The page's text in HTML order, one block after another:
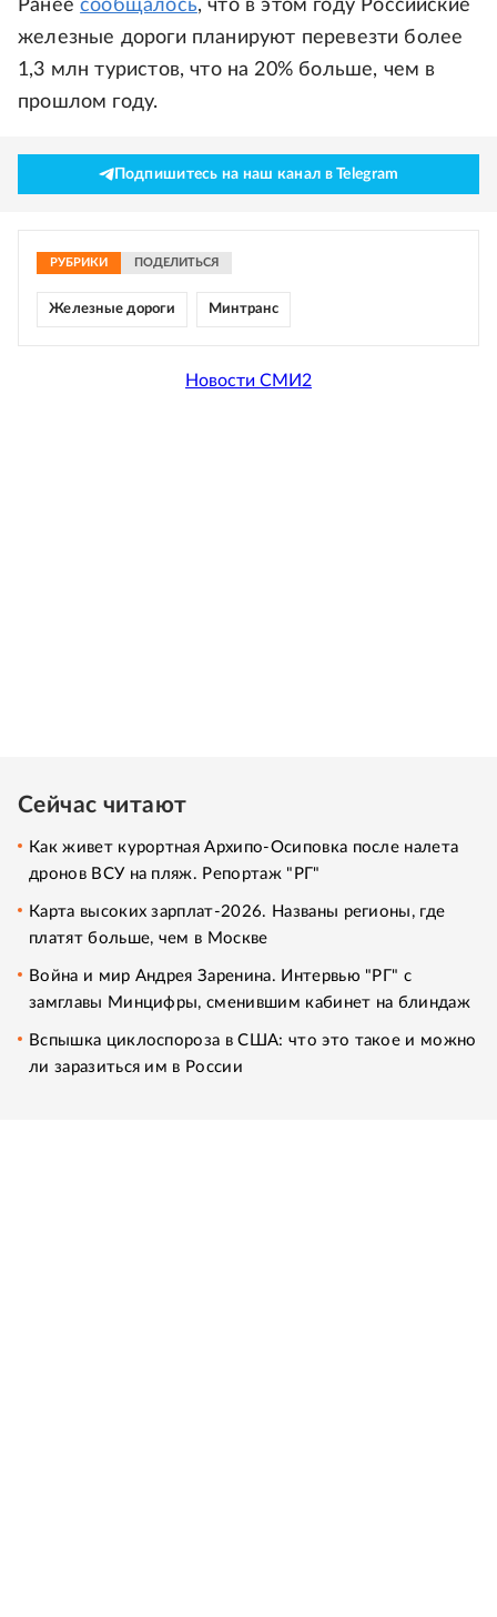
Ранеесообщалось, что в этом году Российские
железные дороги планируют перевезти более
1,3 млн туристов, что на 20% больше, чем в
прошлом году.
Подпишитесь на наш канал в Telegram
РУБРИКИ ПОДЕЛИТЬСЯ
Железные дороги Минтранс
Новости СМИ2
Сейчас читают
Как живет курортная Архипо-Осиповка после налета
дронов ВСУ на пляж. Репортаж "РГ"
Карта высоких зарплат-2026. Названы регионы, где
платят больше, чем в Москве
Война и мир Андрея Заренина. Интервью "РГ" с
замглавы Минцифры, сменившим кабинет на блиндаж
Вспышка циклоспороза в США: что это такое и можно
ли заразиться им в России